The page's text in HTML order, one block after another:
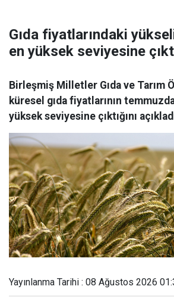
Gıda fiyatlarındaki
en yüksek seviyesine
Birleşmiş Milletler Gıda ve Tarım
küresel gıda fiyatlarının
yüksek seviyesine çıktığını
Yayınlanma Tarihi : 08 Ağustos 2026